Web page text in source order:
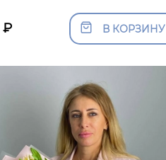
₽ В КОРЗИНУ